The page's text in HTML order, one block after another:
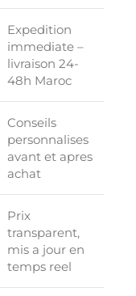
Expedition
immediate –
livraison 24-
48h Maroc
Conseils
personnalises
avant et apres
achat
Prix
transparent,
mis a jour en
temps reel